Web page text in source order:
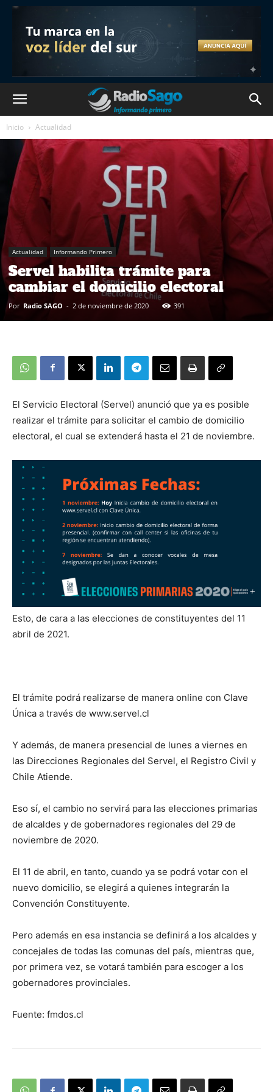
Inicio Actualidad
Actualidad Informando Primero
Servel habilita trámite para
cambiar el domicilio electoral
Por Radio SAGO - 2 de noviembre de 2020 391
El Servicio Electoral (Servel) anunció que ya es posible
realizar el trámite para solicitar el cambio de domicilio
electoral, el cual se extenderá hasta el 21 de noviembre.
Esto, de cara a las elecciones de constituyentes del 11
abril de 2021.
El trámite podrá realizarse de manera online con Clave
Única a través de www.servel.cl
Y además, de manera presencial de lunes a viernes en
las Direcciones Regionales del Servel, el Registro Civil y
Chile Atiende.
Eso sí, el cambio no servirá para las elecciones primarias
de alcaldes y de gobernadores regionales del 29 de
noviembre de 2020.
El 11 de abril, en tanto, cuando ya se podrá votar con el
nuevo domicilio, se elegirá a quienes integrarán la
Convención Constituyente.
Pero además en esa instancia se definirá a los alcaldes y
concejales de todas las comunas del país, mientras que,
por primera vez, se votará también para escoger a los
gobernadores provinciales.
Fuente: fmdos.cl